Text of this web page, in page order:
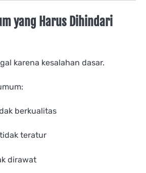
yang Harus Dihindari
karena kesalahan dasar.
berkualitas
teratur
dirawat